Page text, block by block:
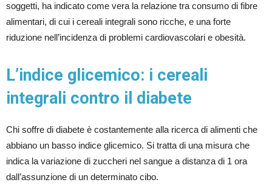
soggetti, ha indicato come vera la relazione tra consumo di fibre
alimentari, di cui i cereali integrali sono ricche, e una forte
riduzione nell’incidenza di problemi cardiovascolari e obesità.
L’indice glicemico: i cereali
integrali contro il diabete
Chi soffre di diabete è costantemente alla ricerca di alimenti che
abbiano un basso indice glicemico. Si tratta di una misura che
indica la variazione di zuccheri nel sangue a distanza di 1 ora
dall’assunzione di un determinato cibo.